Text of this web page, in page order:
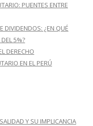
PUENTES ENTRE
DIVIDENDOS: ¿EN QUÉ
5%?
DERECHO
EN EL PERÚ
Y SU IMPLICANCIA